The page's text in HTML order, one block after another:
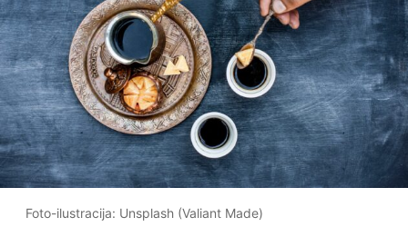
Foto-ilustracija: Unsplash (Valiant Made)